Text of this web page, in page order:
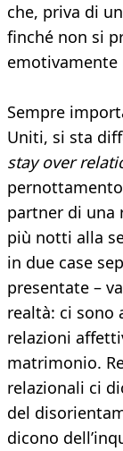
che, priva di
finché non si
Sempre
Uniti, si sta
stay over
partner di una
più notti alla
in due case
presentate –
realtà: ci sono
relazioni
matrimonio.
relazionali ci
del
dicono